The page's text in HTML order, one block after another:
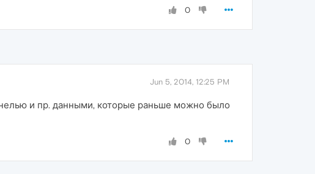
0
Jun 5, 2014, 12:25 PM
и пр. данными, которые раньше можно было
0